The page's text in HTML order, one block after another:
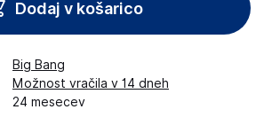
Dodaj v košarico
Big Bang
Možnost vračila v 14 dneh
24 mesecev